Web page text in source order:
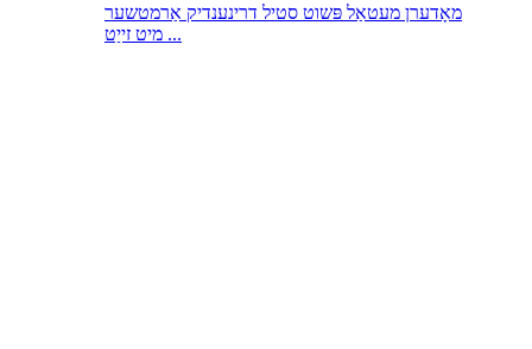
מאָדערן מעטאַל פּשוט סטיל דרינענדיק אַרמטשער
מיט זייַט ...